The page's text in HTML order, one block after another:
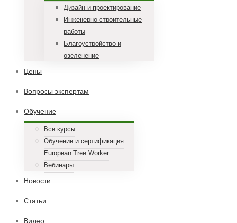
Дизайн и проектирование
Инженерно-строительные
работы
Благоустройство и
озеленение
Цены
Вопросы экспертам
Обучение
Все курсы
Обучение и сертификация
European Tree Worker
Вебинары
Новости
Статьи
Видео